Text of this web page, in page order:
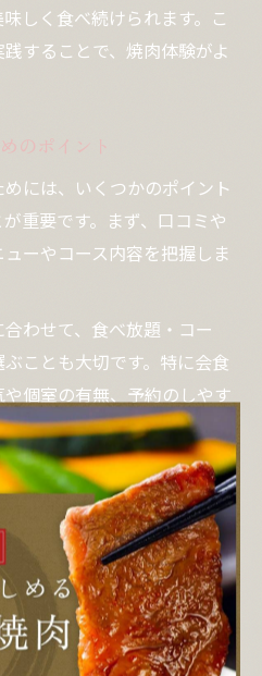
しく食べ続けられます。こ
することで、焼肉体験がよ
のポイント
には、いくつかのポイント
重要です。まず、口コミや
ーやコース内容を把握しま
わせて、食べ放題・コー
ことも大切です。特に会食
個室の有無、予約のしやす
ます。
では、地元ブランド牛を使
座敷など多様な席タイプが
ったお店を選ぶことで、焼
ものにできるでしょう。